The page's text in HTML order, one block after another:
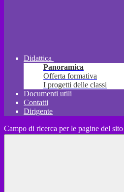
Didattica
Panoramica
Offerta formativa
I progetti delle classi
Documenti utili
Contatti
Dirigente
Campo di ricerca per le pagine del sito